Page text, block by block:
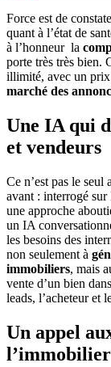
Force est de
quant à l’état de
à l’honneur la
porte très très bien.
illimité, avec un prix
marché des
Une IA qui
et vendeurs
Ce n’est pas le
avant : interrogé sur
une approche
un IA
les besoins des
non seulement à
immobiliers, mais
vente d’un bien
leads, l’acheteur et
Un appel
l’immobilier